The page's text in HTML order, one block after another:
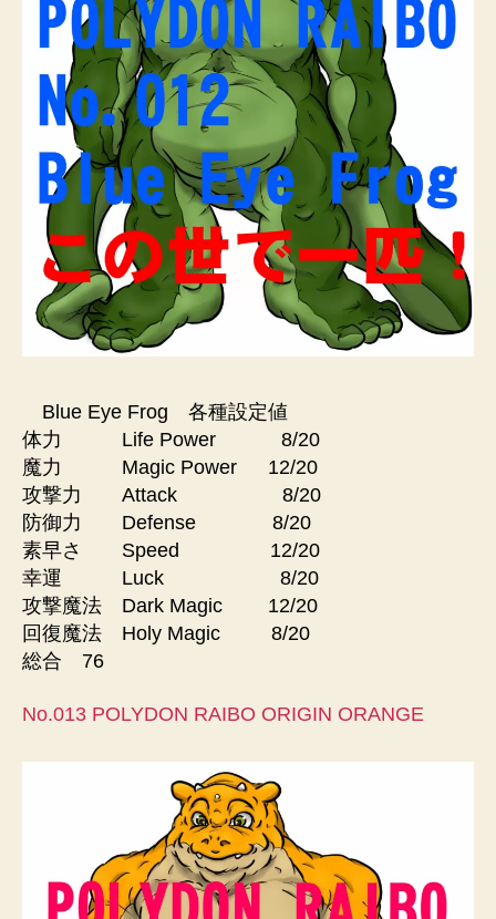
Blue Eye Frog 各種設定値
体力 Life Power 8/20
魔力 Magic Power 12/20
攻撃力 Attack 8/20
防御力 Defense 8/20
素早さ Speed 12/20
幸運 Luck 8/20
攻撃魔法 Dark Magic 12/20
回復魔法 Holy Magic 8/20
総合 76
No.013 POLYDON RAIBO ORIGIN ORANGE